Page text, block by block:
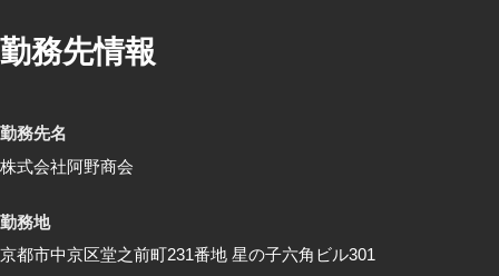
勤務先情報
勤務先名
株式会社阿野商会
勤務地
京都市中京区堂之前町231番地 星の子六角ビル301